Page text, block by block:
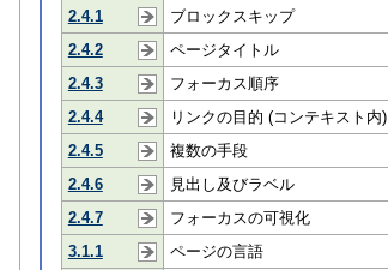
2.4.1
ブロックスキップ
2.4.2
ページタイトル
2.4.3
フォーカス順序
2.4.4
リンクの目的 (コンテキスト内)
2.4.5
複数の手段
2.4.6
見出し及びラベル
2.4.7
フォーカスの可視化
3.1.1
ページの言語